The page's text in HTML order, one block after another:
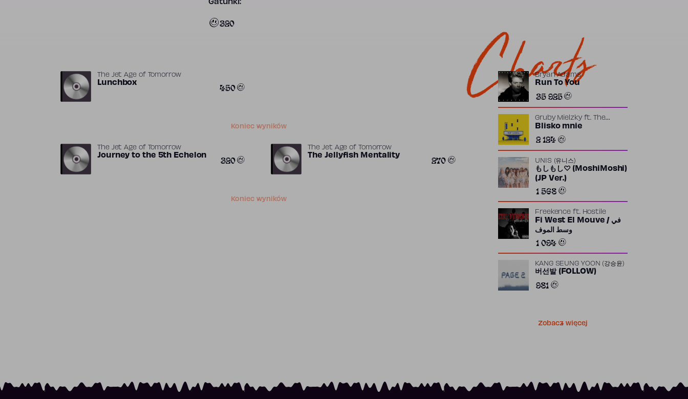
Gatunki:
320
The Jet Age of Tomorrow
Lunchbox 450
Koniec wyników
The Jet Age of Tomorrow
Journey to the 5th Echelon 320
The Jet Age of Tomorrow
The Jellyfish Mentality 270
Koniec wyników
Charts
Bryan Adams
Run To You
35 925
Gruby Mielzkyft.
The
Returners
Blisko mnie
2 124
UNIS (유니스)
もしもし♡ (MoshiMoshi)
(JP Ver.)
1 568
Freekence ft. Hostile
Fi West El Mouve / في
وسط الموف
1 094
KANG SEUNG YOON (강승윤)
버선발 (FOLLOW)
981
Zobacz więcej